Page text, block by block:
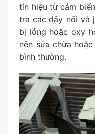
tín hiệu từ cảm
tra các dây nối và
bị lỏng hoặc oxy
nên sửa chữa
bình thường.